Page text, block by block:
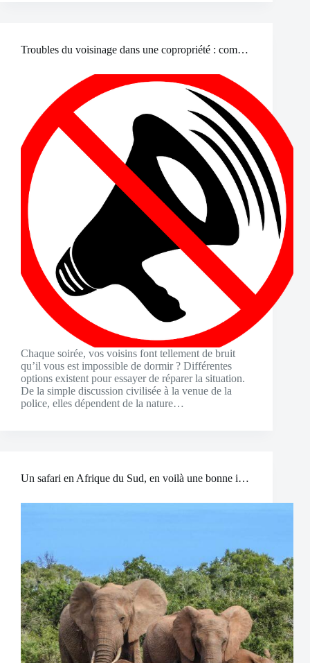
Troubles du voisinage dans une copropriété : comment réagir ?
Chaque soirée, vos voisins font tellement de bruit
qu’il vous est impossible de dormir ? Différentes
options existent pour essayer de réparer la situation.
De la simple discussion civilisée à la venue de la
police, elles dépendent de la nature…
Un safari en Afrique du Sud, en voilà une bonne idée !